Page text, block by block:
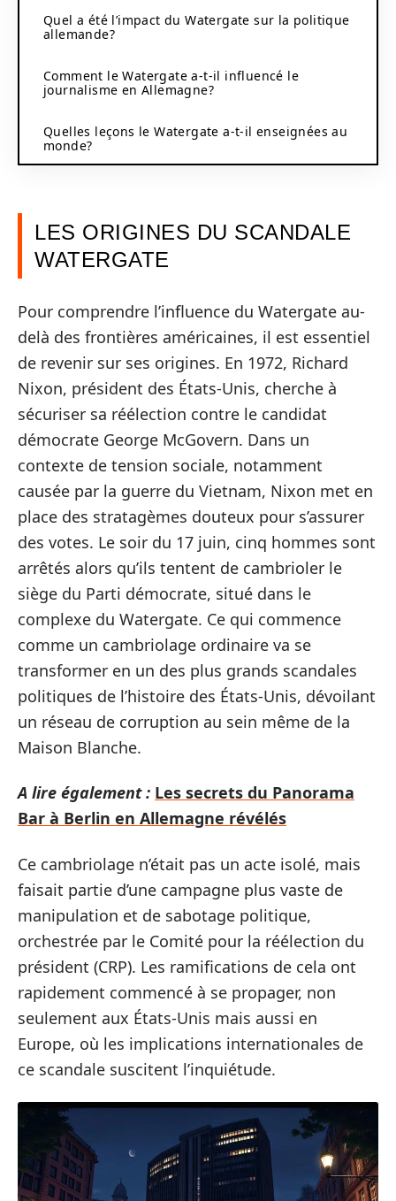
Quel a été l’impact du Watergate sur la politique
allemande?
Comment le Watergate a-t-il influencé le
journalisme en Allemagne?
Quelles leçons le Watergate a-t-il enseignées au
monde?
LES ORIGINES DU SCANDALE
WATERGATE
Pour comprendre l’influence du Watergate au-
delà des frontières américaines, il est essentiel
de revenir sur ses origines. En 1972, Richard
Nixon, président des États-Unis, cherche à
sécuriser sa réélection contre le candidat
démocrate George McGovern. Dans un
contexte de tension sociale, notamment
causée par la guerre du Vietnam, Nixon met en
place des stratagèmes douteux pour s’assurer
des votes. Le soir du 17 juin, cinq hommes sont
arrêtés alors qu’ils tentent de cambrioler le
siège du Parti démocrate, situé dans le
complexe du Watergate. Ce qui commence
comme un cambriolage ordinaire va se
transformer en un des plus grands scandales
politiques de l’histoire des États-Unis, dévoilant
un réseau de corruption au sein même de la
Maison Blanche.
A lire également : Les secrets du Panorama
Bar à Berlin en Allemagne révélés
Ce cambriolage n’était pas un acte isolé, mais
faisait partie d’une campagne plus vaste de
manipulation et de sabotage politique,
orchestrée par le Comité pour la réélection du
président (CRP). Les ramifications de cela ont
rapidement commencé à se propager, non
seulement aux États-Unis mais aussi en
Europe, où les implications internationales de
ce scandale suscitent l’inquiétude.